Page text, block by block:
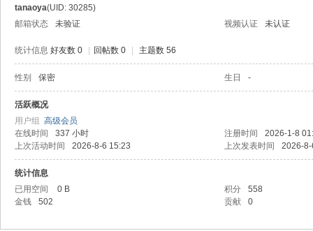
tanaoya(UID: 30285)
邮箱状态
未验证 视频认证 未认证
统计信息 好友数 0 回帖数 0 主题数 56
性别 保密 生日 -
活跃概况
用户组 高级会员
在线时间
337 小时 注册时间
2026-1-8
上次活动时间
2026-8-6 15:23 上次发表时间 2026-
统计信息
已用空间
0 B 积分
558
金钱
502 贡献 0